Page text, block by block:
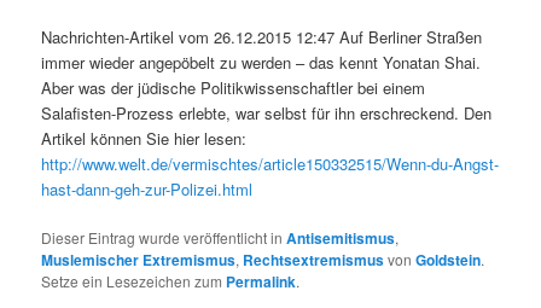
Nachrichten-Artikel vom 26.12.2015 12:47 Auf Berliner Straßen
immer wieder angepöbelt zu werden – das kennt Yonatan Shai.
Aber was der jüdische Politikwissenschaftler bei einem
Salafisten-Prozess erlebte, war selbst für ihn erschreckend. Den
Artikel können Sie hier lesen:
http://www.welt.de/vermischtes/article150332515/Wenn-du-Angst-
hast-dann-geh-zur-Polizei.html
Dieser Eintrag wurde veröffentlicht inAntisemitismus,
Muslemischer Extremismus, RechtsextremismusvonGoldstein.
Setze ein Lesezeichen zum Permalink.